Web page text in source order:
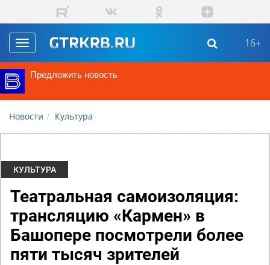
Перейти к основному содержанию
Toggle
navigation
16+
Предложить новость
Новости Культура
КУЛЬТУРА
Театральная самоизоляция:
трансляцию «Кармен» в
Башопере посмотрели более
пяти тысяч зрителей